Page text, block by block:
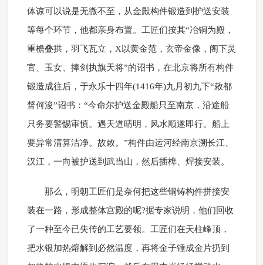
体谅可以说是无微不至，从金殿构件锻造到护送安装
等每个环节，他都亲身布置。工匠们按其“冶铜为殿，
重檐叠拱，羽飞瓦立，X以黄金范，玄帝金像，阁下灵
官、玉女、捧剑执旗天将”的诏书，在北京将所有构件
锻造成往后，于永乐十四年(1416年)九月初九下“敕都
督何浚”诏书：“今命尔护送金殿船只至南京，沿途船
只务要警惕审慎。遇天道晴明，风水顺遂即行。船上
要异常清算洁净。故敕。”构件由运河经南京溯长江、
汉江，一向被护送到武当山，然后插榫、焊接安装。
那么，明朝工匠们是奈何把这些铜铸构件拼接安
装在一路，形成整体宫殿的呢?据专家说明，他们回收
了一种至今已失传的工艺要领。工匠们在天柱峰顶，
把水银加热熔解到必然温度，再将金子锤成金片扔到